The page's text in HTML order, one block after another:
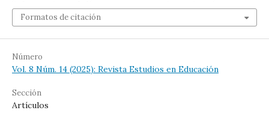
Formatos de citación
Número
Vol. 8 Núm. 14 (2025): Revista Estudios en Educación
Sección
Artículos